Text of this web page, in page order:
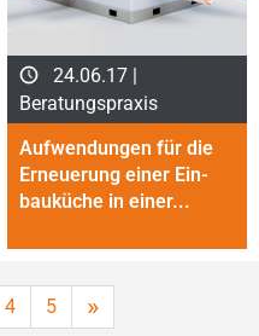
24.06.17 |
Beratungspraxis
Aufwendungen für die
Erneuerung einer Ein­
bau­küche in einer...
4 5 »